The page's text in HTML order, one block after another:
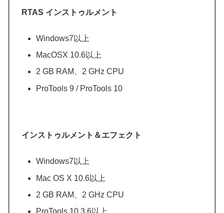
RTAS インストゥルメント
Windows7以上
MacOSX 10.6以上
2 GB RAM、2 GHz CPU
ProTools 9 / ProTools 10
インストゥルメント＆エフェクト
Windows7以上
Mac OS X 10.6以上
2 GB RAM、2 GHz CPU
ProTools 10.3.6以上